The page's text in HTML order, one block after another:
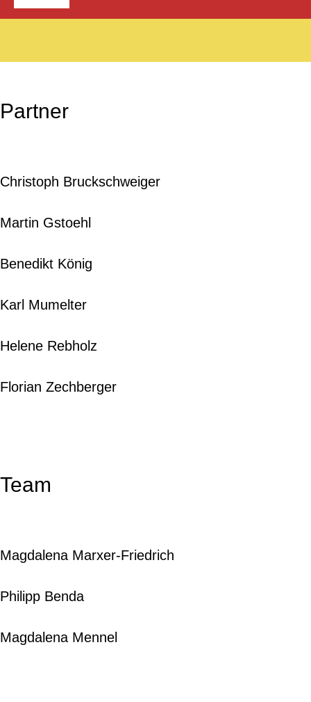
Partner
Christoph Bruckschweiger
Martin Gstoehl
Benedikt König
Karl Mumelter
Helene Rebholz
Florian Zechberger
Team
Magdalena Marxer-Friedrich
Philipp Benda
Magdalena Mennel